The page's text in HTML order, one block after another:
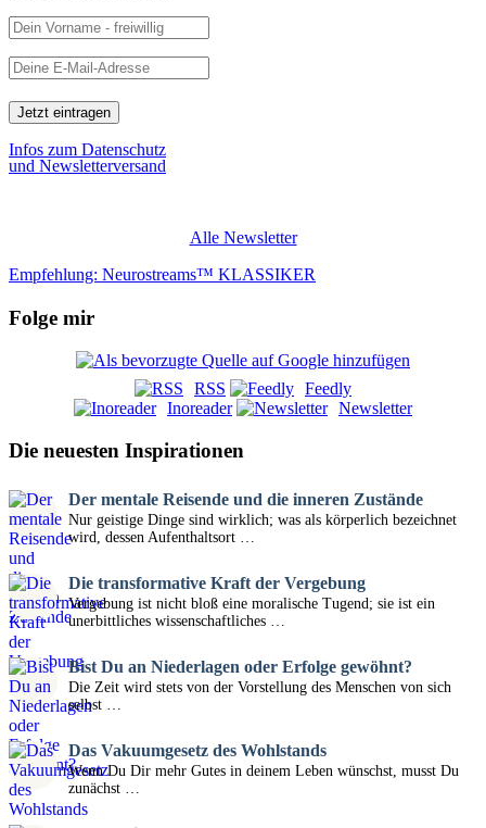
Infos zum Datenschutz
und Newsletterversand
Alle Newsletter
Empfehlung: Neurostreams™ KLASSIKER
Folge mir
RSS
Feedly
Inoreader
Newsletter
Die neuesten Inspirationen
Der mentale Reisende und die inneren Zustände
Nur geistige Dinge sind wirklich; was als körperlich bezeichnet
wird, dessen Aufenthaltsort …
Die transformative Kraft der Vergebung
Vergebung ist nicht bloß eine moralische Tugend; sie ist ein
unerbittliches wissenschaftliches …
Bist Du an Niederlagen oder Erfolge gewöhnt?
Die Zeit wird stets von der Vorstellung des Menschen von sich
selbst …
Das Vakuumgesetz des Wohlstands
Wenn Du Dir mehr Gutes in deinem Leben wünschst, musst Du
zunächst …